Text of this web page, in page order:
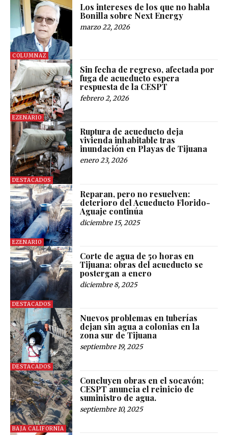
COLUMNAZ
Los intereses de los que no habla
Bonilla sobre Next Energy
marzo 22, 2026
EZENARIO
Sin fecha de regreso, afectada por
fuga de acueducto espera
respuesta de la CESPT
febrero 2, 2026
DESTACADOS
Ruptura de acueducto deja
vivienda inhabitable tras
inundación en Playas de Tijuana
enero 23, 2026
EZENARIO
Reparan, pero no resuelven:
deterioro del Acueducto Florido-
Aguaje continúa
diciembre 15, 2025
DESTACADOS
Corte de agua de 50 horas en
Tijuana: obras del acueducto se
postergan a enero
diciembre 8, 2025
DESTACADOS
Nuevos problemas en tuberías
dejan sin agua a colonias en la
zona sur de Tijuana
septiembre 19, 2025
BAJA CALIFORNIA
Concluyen obras en el socavón;
CESPT anuncia el reinicio de
suministro de agua.
septiembre 10, 2025